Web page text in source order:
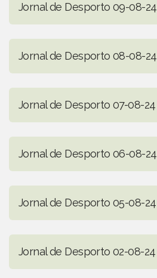
Jornal de Desporto 09-08-24
Jornal de Desporto 08-08-24
Jornal de Desporto 07-08-24
Jornal de Desporto 06-08-24
Jornal de Desporto 05-08-24
Jornal de Desporto 02-08-24